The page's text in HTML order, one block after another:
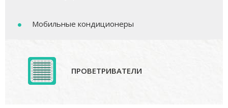
Мобильные кондиционеры
ПРОВЕТРИВАТЕЛИ